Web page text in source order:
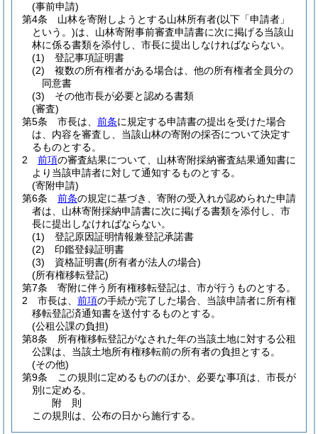
(事前申請)
第4条
山林を寄附しようとする山林所有者(以下「申請者」
という。)は、山林寄附事前審査申請書に次に掲げる当該山
林に係る書類を添付し、市長に提出しなければならない。
(1)
登記事項証明書
(2)
複数の所有権者がある場合は、他の所有権者全員分の
同意書
(3)
その他市長が必要と認める書類
(審査)
第5条
市長は、 前条に規定する申請書の提出を受けた場合
は、内容を審査し、当該山林の寄附の採否について決定す
るものとする。
2
前項の審査結果について、山林寄附採納審査結果通知書に
より当該申請者に対して通知するものとする。
(寄附申請)
第6条
前条の規定に基づき、寄附の受入れが認められた申請
者は、山林寄附採納申請書に次に掲げる書類を添付し、市
長に提出しなければならない。
(1)
登記原因証明情報兼登記承諾書
(2)
印鑑登録証明書
(3)
資格証明書(所有者が法人の場合)
(所有権移転登記)
第7条
寄附に伴う所有権移転登記は、市が行うものとする。
2
市長は、 前項の手続が完了した場合、当該申請者に所有権
移転登記済通知書を送付するものとする。
(公租公課の負担)
第8条
所有権移転登記がなされた年の当該土地に対する公租
公課は、当該土地所有権移転前の所有者の負担とする。
(その他)
第9条
この規則に定めるもののほか、必要な事項は、市長が
別に定める。
附 則
この規則は、公布の日から施行する。